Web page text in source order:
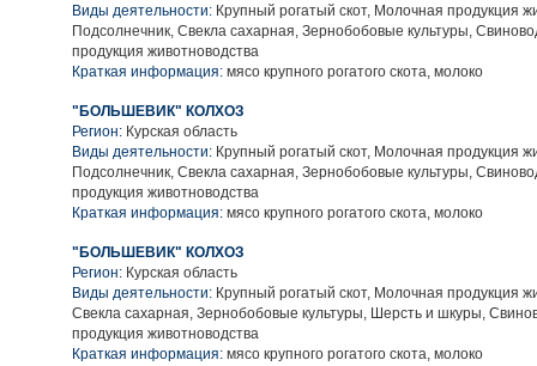
Виды деятельности: Крупный рогатый скот, Молочная продукция
Подсолнечник, Свекла сахарная, Зернобобовые культуры,
продукция животноводства
Краткая информация: мясо крупного рогатого скота, молоко
"БОЛЬШЕВИК" КОЛХОЗ
Регион: Курская область
Виды деятельности: Крупный рогатый скот, Молочная продукция
Подсолнечник, Свекла сахарная, Зернобобовые культуры,
продукция животноводства
Краткая информация: мясо крупного рогатого скота, молоко
"БОЛЬШЕВИК" КОЛХОЗ
Регион: Курская область
Виды деятельности: Крупный рогатый скот, Молочная продукция
Свекла сахарная, Зернобобовые культуры, Шерсть и шкуры,
продукция животноводства
Краткая информация: мясо крупного рогатого скота, молоко